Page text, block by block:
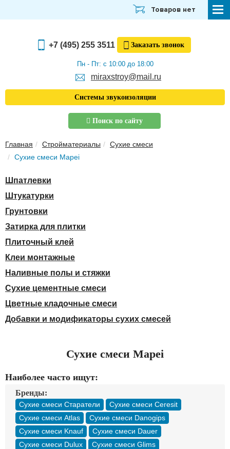
ОТДЕЛОЧНЫЕ МАТЕРИАЛЫ
ЭЛЕКТРИКА И ОСВЕЩЕНИЕ
ЗВУКОИЗОЛЯЦИЯ
Главная
О компании
Доставка
Оплата
Контакты
Войти в магазин
Товаров нет
+7 (495) 255 3511 Заказать звонок
Пн - Пт: с 10:00 до 18:00
miraxstroy@mail.ru
Системы звукоизоляции
Поиск по сайту
Главная Стройматериалы
Сухие смеси
Сухие смеси Mapei
Шпатлевки
Штукатурки
Грунтовки
Затирка для плитки
Плиточный клей
Клеи монтажные
Наливные полы и стяжки
Сухие цементные смеси
Цветные кладочные смеси
Добавки и модификаторы сухих смесей
Сухие смеси Mapei
Наиболее часто ищут:
Бренды:
Сухие смеси Старатели
Сухие смеси Ceresit
Сухие смеси Atlas
Сухие смеси Danogips
Сухие смеси Knauf
Сухие смеси Dauer
Сухие смеси Dulux
Сухие смеси Glims